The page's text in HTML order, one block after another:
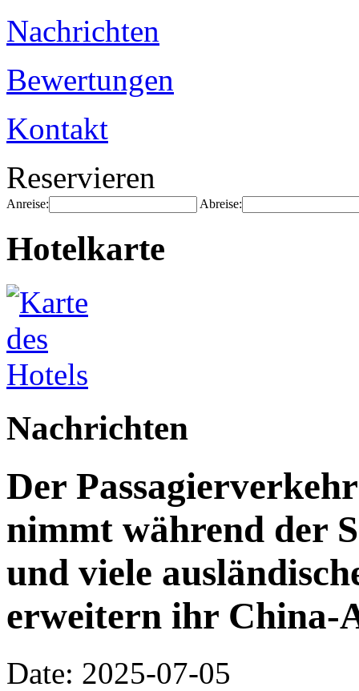
Nachrichten
Bewertungen
Kontakt
Reservieren
Anreise: Abreise:
Hotelkarte
Nachrichten
Der
nimmt während der
und viele
erweitern ihr China-
Date: 2025-07-05